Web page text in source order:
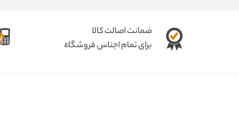
ضمانت اصالت کالا
برای تمام اجناس فروشگاه